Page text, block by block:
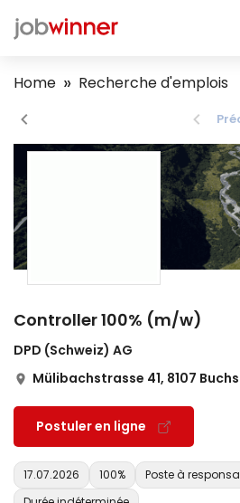
Home Recherche d'emplois
Controller 100% (m/w)
DPD (Schweiz) AG
Mülibachstrasse 41, 8107 Buchs
Postuler en ligne
17.07.2026 100%
Poste à